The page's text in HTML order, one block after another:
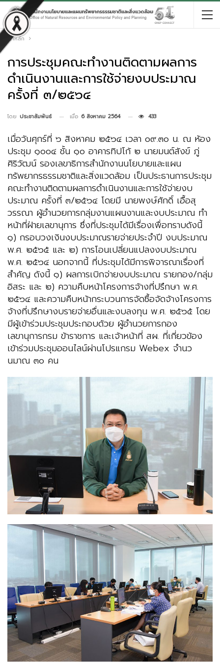
หน้าหลัก
การประชุมคณะทำงานติดตามผลการ
ดำเนินงานและการใช้จ่ายงบประมาณ
ครั้งที่ ๓/๒๕๖๔
โดย ประชาสัมพันธ์ เมื่อ 6 สิงหาคม 2564 433
เมื่อวันศุกร์ที่ ๖ สิงหาคม ๒๕๖๔ เวลา ๐๙.๓๐ น. ณ ห้อง
ประชุม ๑๐๐๔ ชั้น ๑๐ อาคารทิปโก้ ๒ นายมนต์สังข์ ภู่
ศิริวัฒน์ รองเลขาธิการสำนักงานนโยบายและแผน
ทรัพยากรธรรมชาติและสิ่งแวดล้อม เป็นประธานการประชุม
คณะทำงานติดตามผลการดำเนินงานและการใช้จ่ายงบ
ประมาณ ครั้งที่ ๓/๒๕๖๔ โดยมี นายพงษ์ศักดิ์ เอื้อสุ
วรรณา ผู้อำนวยการกลุ่มงานแผนงานและงบประมาณ ทำ
หน้าที่ฝ่ายเลขานุการ ซึ่งที่ประชุมได้มีเรื่องเพื่อทราบดังนี้
๑) กรอบวงเงินงบประมาณรายจ่ายประจำปี งบประมาณ
พ.ศ. ๒๕๖๕ และ ๒) การโอนเปลี่ยนแปลงงบประมาณ
พ.ศ. ๒๕๖๔ นอกจากนี้ ที่ประชุมได้มีการพิจารณาเรื่องที่
สำคัญ ดังนี้ ๑) ผลการเบิกจ่ายงบประมาณ รายกอง/กลุ่ม
อิสระ และ ๒) ความคืบหน้าโครงการจ้างที่ปรึกษา พ.ศ.
๒๕๖๔ และความคืบหน้ากระบวนการจัดซื้อจัดจ้างโครงการ
จ้างที่ปรึกษางบรายจ่ายอื่นและงบลงทุน พ.ศ. ๒๕๖๕ โดย
มีผู้เข้าร่วมประชุมประกอบด้วย ผู้อำนวยการกอง
เลขานุการกรม ข้าราชการ และเจ้าหน้าที่ สผ. ที่เกี่ยวข้อง
เข้าร่วมประชุมออนไลน์ผ่านโปรแกรม Webex จำนว
นมาณ ๓๐ คน